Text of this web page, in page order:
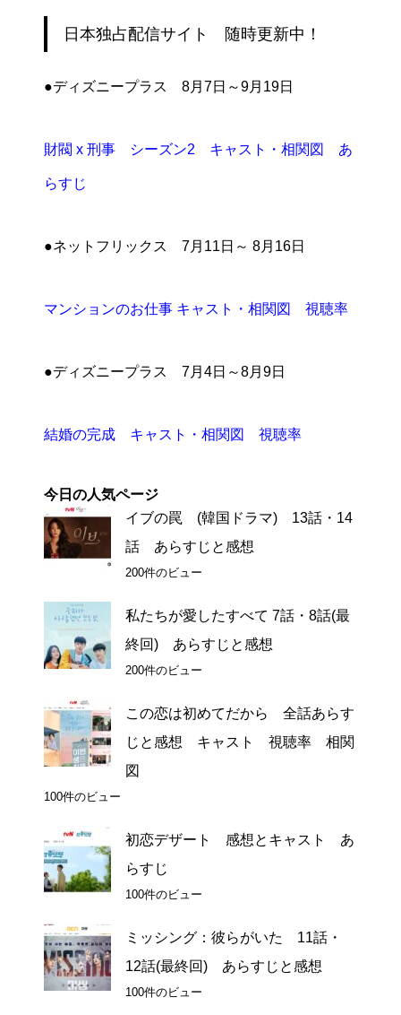
日本独占配信サイト 随時更新中！
●ディズニープラス 8月7日～9月19日
財閥 x 刑事 シーズン2 キャスト・相関図 あ
らすじ
●ネットフリックス 7月11日～ 8月16日
マンションのお仕事 キャスト・相関図 視聴率
●ディズニープラス 7月4日～8月9日
結婚の完成 キャスト・相関図 視聴率
今日の人気ページ
イブの罠 (韓国ドラマ) 13話・14
話 あらすじと感想
200件のビュー
私たちが愛したすべて 7話・8話(最
終回) あらすじと感想
200件のビュー
この恋は初めてだから 全話あらす
じと感想 キャスト 視聴率 相関
図
100件のビュー
初恋デザート 感想とキャスト あ
らすじ
100件のビュー
ミッシング：彼らがいた 11話・
12話(最終回) あらすじと感想
100件のビュー